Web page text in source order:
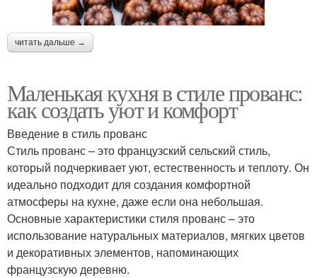
читать дальше →
Маленькая кухня в стиле прованс:
как создать уют и комфорт
Введение в стиль прованс
Стиль прованс – это французский сельский стиль,
который подчеркивает уют, естественность и теплоту. Он
идеально подходит для создания комфортной
атмосферы на кухне, даже если она небольшая.
Основные характеристики стиля прованс – это
использование натуральных материалов, мягких цветов
и декоративных элементов, напоминающих
французскую деревню.